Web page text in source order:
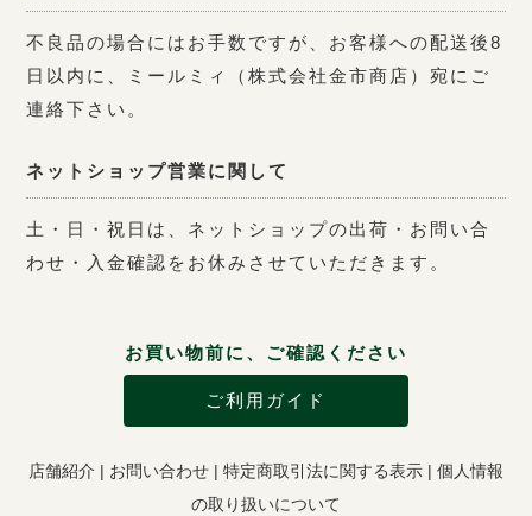
不良品の場合にはお手数ですが、お客様への配送後8
日以内に、ミールミィ（株式会社金市商店）宛にご
連絡下さい。
ネットショップ営業に関して
土・日・祝日は、ネットショップの出荷・お問い合
わせ・入金確認をお休みさせていただきます。
お買い物前に、ご確認ください
ご利用ガイド
店舗紹介 お問い合わせ 特定商取引法に関する表示
個人情報
の取り扱いについて